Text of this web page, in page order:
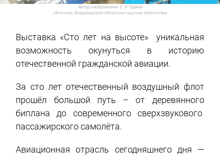
Автор изображения: Е. В. Гудина
Источник: Владимирская областная научная библиотека
Выставка «Сто лет на высоте» уникальная
возможность окунуться в историю
отечественной гражданской авиации.
За сто лет отечественный воздушный флот
прошёл большой путь – от деревянного
биплана до современного сверхзвукового
пассажирского самолёта.
Авиационная отрасль сегодняшнего дня —